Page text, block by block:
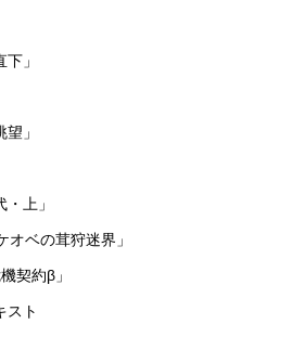
」
」
上」
オベの茸狩迷界」
契約β」
スト